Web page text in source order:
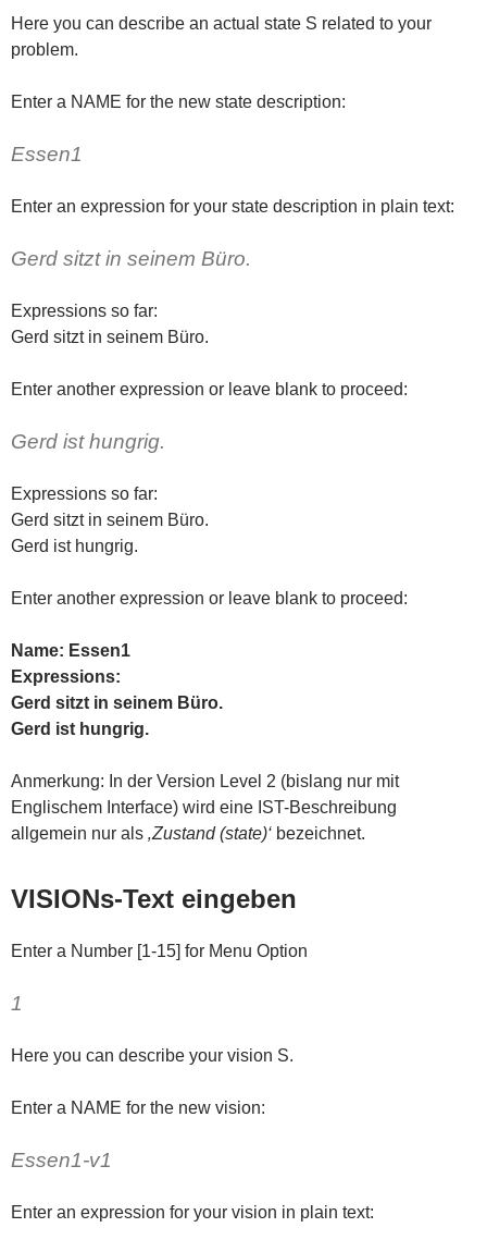
Here you can describe an actual state S related to your
problem.
Enter a NAME for the new state description:
Essen1
Enter an expression for your state description in plain text:
Gerd sitzt in seinem Büro.
Expressions so far:
Gerd sitzt in seinem Büro.
Enter another expression or leave blank to proceed:
Gerd ist hungrig.
Expressions so far:
Gerd sitzt in seinem Büro.
Gerd ist hungrig.
Enter another expression or leave blank to proceed:
Name: Essen1
Expressions:
Gerd sitzt in seinem Büro.
Gerd ist hungrig.
Anmerkung: In der Version Level 2 (bislang nur mit
Englischem Interface) wird eine IST-Beschreibung
allgemein nur als ‚Zustand (state)‘ bezeichnet.
VISIONs-Text eingeben
Enter a Number [1-15] for Menu Option
1
Here you can describe your vision S.
Enter a NAME for the new vision:
Essen1-v1
Enter an expression for your vision in plain text: